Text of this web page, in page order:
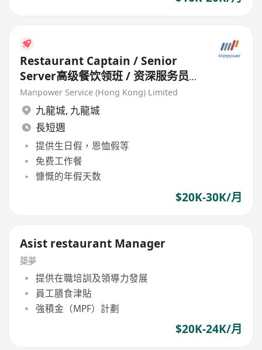
Restaurant Captain / Senior
Server高级餐饮领班 / 资深服务员
(Chinese Restaurant) HK$20k-
30k
Manpower Service (Hong Kong) Limited
九龍城, 九龍城
長短週
提供生日假，恩恤假等
免费工作餐
慷慨的年假天数
$20K-30K/月
Asist restaurant Manager
築夢
提供在職培訓及領導力發展
員工膳食津貼
強積金（MPF）計劃
$20K-24K/月